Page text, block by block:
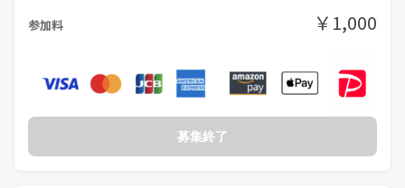
オトナの夜の部は昼の部とは違う
-----------------
オトナの夜の部の会場テーマは「EDM」
参加料 ￥1,000
募集終了